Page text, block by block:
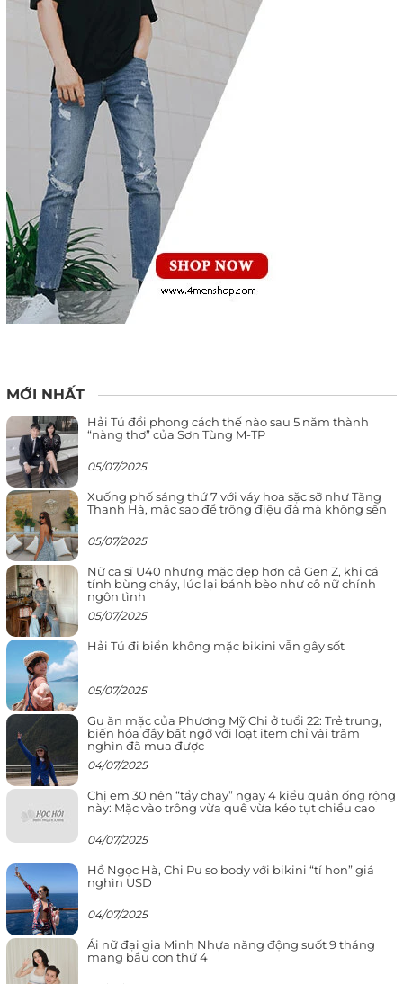
MỚI NHẤT
Hải Tú đổi phong cách thế nào sau 5 năm thành
“nàng thơ” của Sơn Tùng M-TP
05/07/2025
Xuống phố sáng thứ 7 với váy hoa sặc sỡ như Tăng
Thanh Hà, mặc sao để trông điệu đà mà không sến
05/07/2025
Nữ ca sĩ U40 nhưng mặc đẹp hơn cả Gen Z, khi cá
tính bùng cháy, lúc lại bánh bèo như cô nữ chính
ngôn tình
05/07/2025
Hải Tú đi biển không mặc bikini vẫn gây sốt
05/07/2025
Gu ăn mặc của Phương Mỹ Chi ở tuổi 22: Trẻ trung,
biến hóa đầy bất ngờ với loạt item chỉ vài trăm
nghìn đã mua được
04/07/2025
Chị em 30 nên “tẩy chay” ngay 4 kiểu quần ống rộng
này: Mặc vào trông vừa quê vừa kéo tụt chiều cao
04/07/2025
Hồ Ngọc Hà, Chi Pu so body với bikini “tí hon” giá
nghìn USD
04/07/2025
Ái nữ đại gia Minh Nhựa năng động suốt 9 tháng
mang bầu con thứ 4